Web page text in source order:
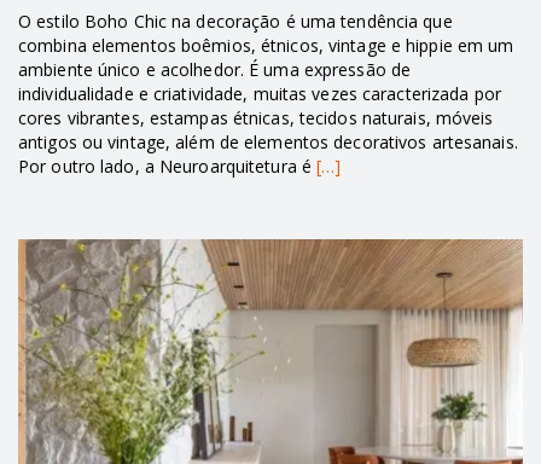
O estilo Boho Chic na decoração é uma tendência que
combina elementos boêmios, étnicos, vintage e hippie em um
ambiente único e acolhedor. É uma expressão de
individualidade e criatividade, muitas vezes caracterizada por
cores vibrantes, estampas étnicas, tecidos naturais, móveis
antigos ou vintage, além de elementos decorativos artesanais.
Por outro lado, a Neuroarquitetura é[…]